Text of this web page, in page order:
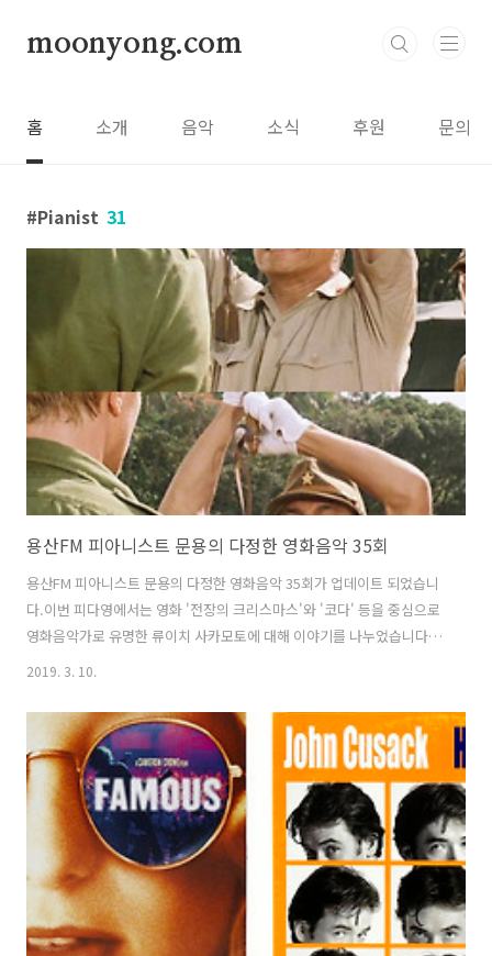
moonyong.com
홈 소개 음악 소식 후원 문의
Pianist 31
용산FM 피아니스트 문용의 다정한 영화음악 35회
용산FM 피아니스트 문용의 다정한 영화음악 35회가 업데이트 되었습니
다.이번 피다영에서는 영화 '전장의 크리스마스'와 '코다' 등을 중심으로
영화음악가로 유명한 류이치 사카모토에 대해 이야기를 나누었습니다.
그럼 용산FM 피아니스트 문용의 다정한 영화음악 35회를 들어보시기 바
https://www.podty.me/episode/14229947
http://www.podbbang.com/ch/7604?e=22873843
2019. 3. 10.